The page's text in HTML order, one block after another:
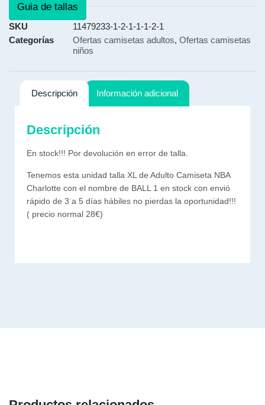
Guia de tallas
SKU
11479233-1-2-1-1-1-2-1
Categorías
Ofertas camisetas adultos, Ofertas camisetas
niños
Descripción Información adicional
Descripción
En stock!!! Por devolución en error de talla.
Tenemos esta unidad talla XL de Adulto Camiseta NBA
Charlotte con el nombre de BALL 1 en stock con envió
rápido de 3 a 5 días hábiles no pierdas la oportunidad!!!
( precio normal 28€)